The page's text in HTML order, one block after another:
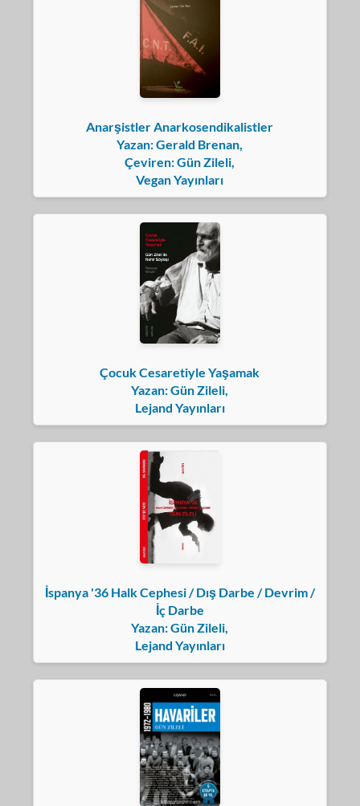
Anarşistler Anarkosendikalistler
Yazan: Gerald Brenan,
Çeviren: Gün Zileli,
Vegan Yayınları
Çocuk Cesaretiyle Yaşamak
Yazan: Gün Zileli,
Lejand Yayınları
İspanya '36 Halk Cephesi / Dış Darbe / Devrim /
İç Darbe
Yazan: Gün Zileli,
Lejand Yayınları